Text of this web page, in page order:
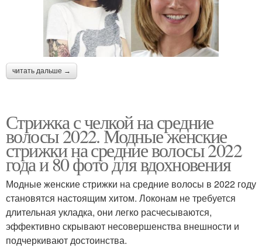
читать дальше →
Стрижка с челкой на средние
волосы 2022. Модные женские
стрижки на средние волосы 2022
года и 80 фото для вдохновения
Модные женские стрижки на средние волосы в 2022 году
становятся настоящим хитом. Локонам не требуется
длительная укладка, они легко расчесываются,
эффективно скрывают несовершенства внешности и
подчеркивают достоинства.